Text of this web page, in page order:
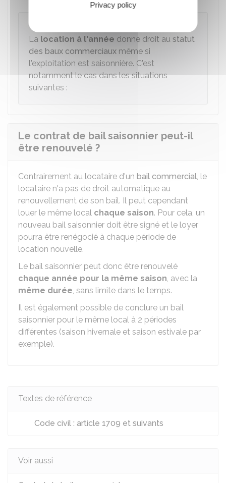
La location à l'année donne droit au statut
des baux commerciaux même si
l'exploitation est saisonnière. C'est
notamment le cas dans les situations
suivantes :
Le contrat de bail saisonnier peut-il
être renouvelé ?
Contrairement au locataire d'un bail commercial, le
locataire n'a pas de droit automatique au
renouvellement de son bail. Il peut cependant
louer le même local chaque saison. Pour cela, un
nouveau bail saisonnier doit être signé et le loyer
pourra être renégocié à chaque période de
location nouvelle.
Le bail saisonnier peut donc être renouvelé
chaque année pour la même saison, avec la
même durée, sans limite dans le temps.
Il est également possible de conclure un bail
saisonnier pour le même local à 2 périodes
différentes (saison hivernale et saison estivale par
exemple).
Textes de référence
Code civil : article 1709 et suivants
Voir aussi
Privacy policy